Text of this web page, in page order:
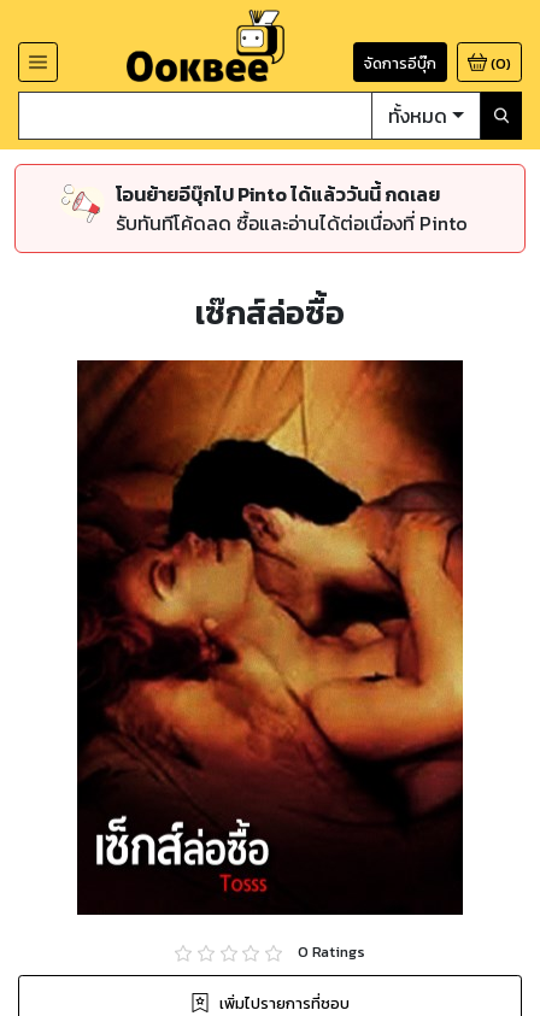
จัดการอีบุ๊ก (0)
ทั้งหมด
โอนย้ายอีบุ๊กไป Pinto ได้แล้ววันนี้ กดเลย
รับทันทีโค้ดลด ซื้อและอ่านได้ต่อเนื่องที่ Pinto
เซ๊กส์ล่อซื้อ
0 Ratings
เพิ่มไปรายการที่ชอบ